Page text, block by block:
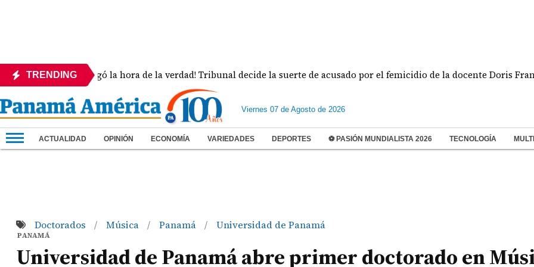
TRENDING
¡Llegó la hora de la verdad! Tribunal decide la suerte de acusado por el femicidio de la docente Doris Franco
Viernes 07 de Agosto de 2026
ACTUALIDAD OPINIÓN ECONOMÍA VARIEDADES DEPORTES ⚽ PASIÓN MUNDIALISTA 2026 TECNOLOGÍA
Doctorados / Música / Panamá / Universidad de Panamá
PANAMÁ
Universidad de Panamá abre primer doctorado en